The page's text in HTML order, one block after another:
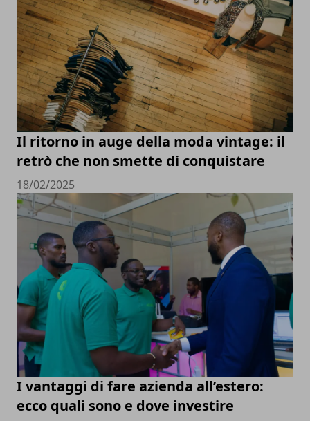
Il ritorno in auge della moda vintage: il
retrò che non smette di conquistare
18/02/2025
I vantaggi di fare azienda all’estero:
ecco quali sono e dove investire